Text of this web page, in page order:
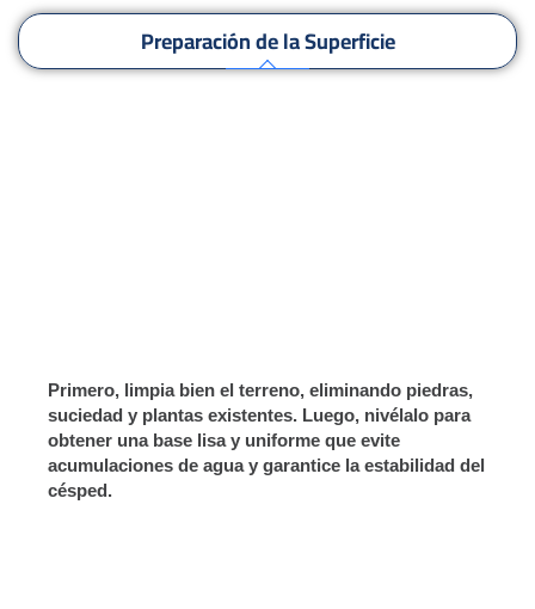
Preparación de la Superficie
Primero, limpia bien el terreno, eliminando piedras,
suciedad y plantas existentes. Luego, nivélalo para
obtener una base lisa y uniforme que evite
acumulaciones de agua y garantice la estabilidad del
césped.